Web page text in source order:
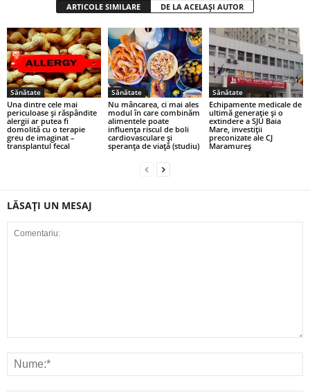
ARTICOLE SIMILARE DE LA ACELAȘI AUTOR
Sănătate
Una dintre cele mai
periculoase și răspândite
alergii ar putea fi
domolită cu o terapie
greu de imaginat –
transplantul fecal
Sănătate
Nu mâncarea, ci mai ales
modul în care combinăm
alimentele poate
influenţa riscul de boli
cardiovasculare şi
speranţa de viaţă (studiu)
Sănătate
Echipamente medicale de
ultimă generaţie şi o
extindere a SJU Baia
Mare, investiţii
preconizate ale CJ
Maramureș
LĂSAȚI UN MESAJ